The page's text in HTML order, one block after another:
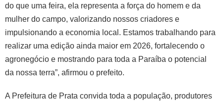
do que uma feira, ela representa a força do homem e da
mulher do campo, valorizando nossos criadores e
impulsionando a economia local. Estamos trabalhando para
realizar uma edição ainda maior em 2026, fortalecendo o
agronegócio e mostrando para toda a Paraíba o potencial
da nossa terra”, afirmou o prefeito.
A Prefeitura de Prata convida toda a população, produtores